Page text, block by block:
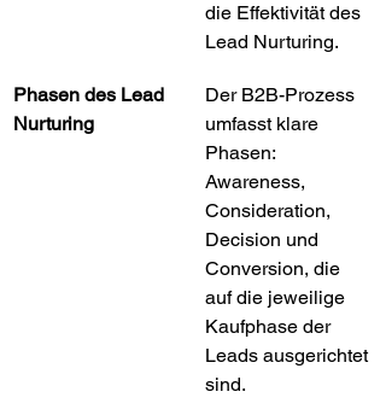
die Effektivität des
Lead Nurturing.
Phasen des Lead
Nurturing
Der B2B-Prozess
umfasst klare
Phasen:
Awareness,
Consideration,
Decision und
Conversion, die
auf die jeweilige
Kaufphase der
Leads ausgerichtet
sind.